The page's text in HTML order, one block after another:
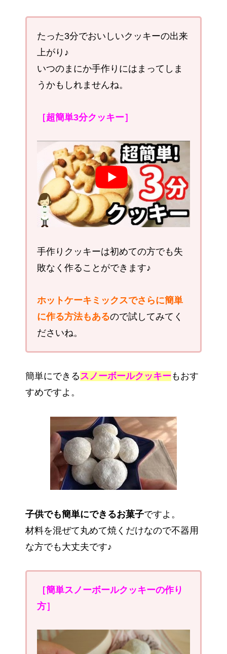
たった3分でおいしいクッキーの出来
上がり♪
いつのまにか手作りにはまってしま
うかもしれませんね。
［超簡単3分クッキー］
手作りクッキーは初めての方でも失
敗なく作ることができます♪
ホットケーキミックスでさらに簡単
に作る方法もあるので試してみてく
ださいね。
簡単にできるスノーボールクッキーもおす
すめですよ。
子供でも簡単にできるお菓子ですよ。
材料を混ぜて丸めて焼くだけなので不器用
な方でも大丈夫です♪
［簡単スノーボールクッキーの作り
方］